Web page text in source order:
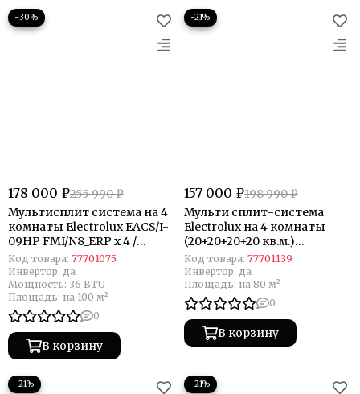
−30%
178 000 ₽255 990 ₽
Мультисплит система на 4
комнаты Electrolux EACS/I-
09HP FMI/N8_ERP x 4 /
EACO/I-28 FMI-4/N8_ERP
Код товара: 77701075
Инвертор: да
Мощность: 36 BTU
Площадь: на 100 м²
0
В корзину
−21%
157 000 ₽198 990 ₽
Мульти сплит-система
Electrolux на 4 комнаты
(20+20+20+20 кв.м.)
Portofino
Код товара: 77701139
Инвертор: да
Площадь: на 80 м²
0
В корзину
−21% −21%